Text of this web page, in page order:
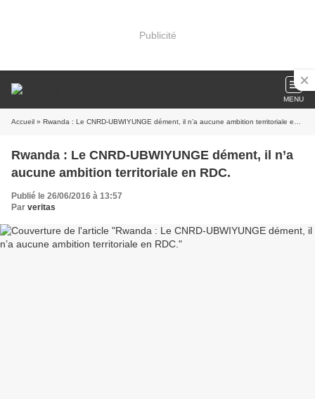
Publicité
MENU
Accueil » Rwanda : Le CNRD-UBWIYUNGE dément, il n’a aucune ambition territoriale en RDC.
Rwanda : Le CNRD-UBWIYUNGE dément, il n’a
aucune ambition territoriale en RDC.
Publié le 26/06/2016 à 13:57
Par veritas